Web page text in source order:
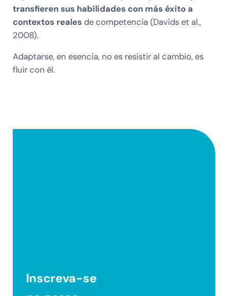
transfieren sus habilidades con más éxito a
contextos reales de competencia (Davids et al.,
2008).
Adaptarse, en esencia, no es resistir al cambio, es
fluir con él.
Inscreva-se